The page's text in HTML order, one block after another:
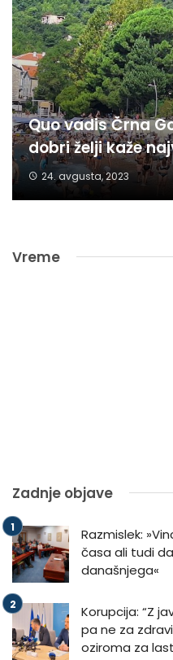
Quo vadis Črna
dobri želji kaže
24. avgusta, 2023
Vreme
Zadnje objave
Razmislek:
časa ali tudi
današnjega«
Korupcija: “Z
pa ne za
oziroma za